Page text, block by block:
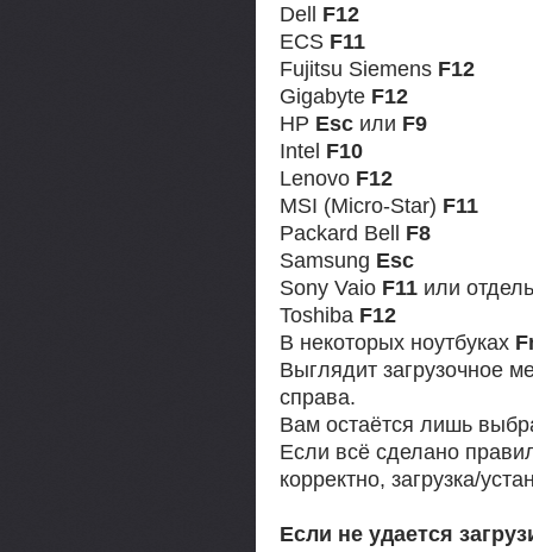
Dell F12
ECS F11
Fujitsu Siemens F12
Gigabyte F12
HP Esc или F9
Intel F10
Lenovo F12
MSI (Micro-Star) F11
Packard Bell F8
Samsung Esc
Sony Vaio F11 или
Toshiba F12
В некоторых ноутбуках
Выглядит загрузочное
справа.
Вам остаётся лишь
Если всё сделано
корректно, загрузка/
Если не удается